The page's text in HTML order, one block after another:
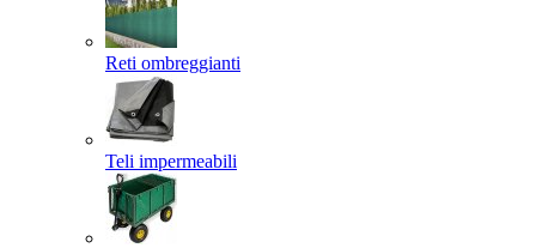
Reti ombreggianti
Teli impermeabili